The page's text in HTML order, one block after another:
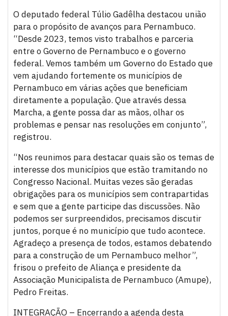
O deputado federal Túlio Gadêlha destacou união
para o propósito de avanços para Pernambuco.
“Desde 2023, temos visto trabalhos e parceria
entre o Governo de Pernambuco e o governo
federal. Vemos também um Governo do Estado que
vem ajudando fortemente os municípios de
Pernambuco em várias ações que beneficiam
diretamente a população. Que através dessa
Marcha, a gente possa dar as mãos, olhar os
problemas e pensar nas resoluções em conjunto”,
registrou.
“Nos reunimos para destacar quais são os temas de
interesse dos municípios que estão tramitando no
Congresso Nacional. Muitas vezes são geradas
obrigações para os municípios sem contrapartidas
e sem que a gente participe das discussões. Não
podemos ser surpreendidos, precisamos discutir
juntos, porque é no município que tudo acontece.
Agradeço a presença de todos, estamos debatendo
para a construção de um Pernambuco melhor”,
frisou o prefeito de Aliança e presidente da
Associação Municipalista de Pernambuco (Amupe),
Pedro Freitas.
INTEGRAÇÃO – Encerrando a agenda desta